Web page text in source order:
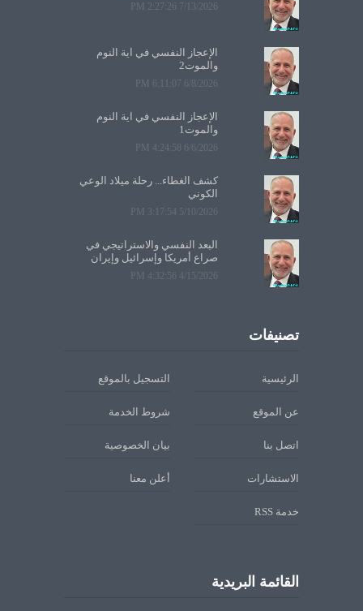
7/13/2026 2:27:26 PM
الإعجاز النفسي في آية النوم
والموت2
6/8/2026 6:11:07 PM
الإعجاز النفسي في آية النوم
والموت1
6/6/2026 4:24:58 PM
كشف الغطاء... رحلة ميلاد الوعي
الكوني
5/10/2026 3:17:54 PM
البعد النفسي والاستراتيجي في
صراع أمريكا وإسرائيل وإيران
4/15/2026 4:32:56 PM
تصنيفات
الرئيسية التسجيل بالموقع
عن الموقع شروط الخدمة
اتصل بنا بيان الخصوصية
الاستشارات أعلن معنا
خدمة RSS
القائمة البريدية